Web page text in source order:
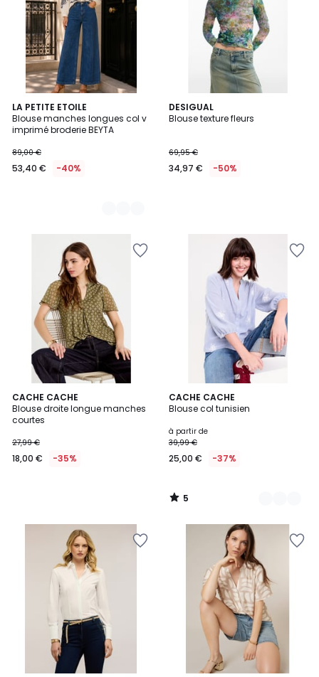
LA PETITE ETOILE
Blouse manches longues col v
imprimé broderie BEYTA
89,00 €
53,40 € -40%
2
Couleurs
DESIGUAL
Blouse texture fleurs
69,95 €
34,97 € -50%
CACHE CACHE
Blouse droite longue manches
courtes
27,99 €
18,00 € -35%
CACHE CACHE
Blouse col tunisien
à partir de
39,99 €
25,00 € -37%
5
/
3
Couleurs
5
/